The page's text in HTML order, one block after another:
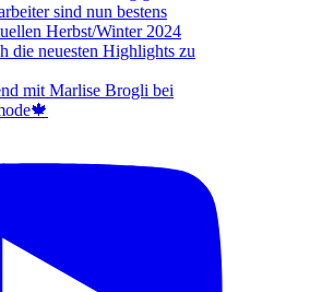
mit Marlise Brogli bei